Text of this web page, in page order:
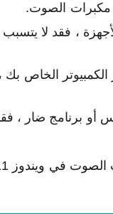
مكبرات الصوت.
، فقد لا
الخاص
أو برنامج ضار ،